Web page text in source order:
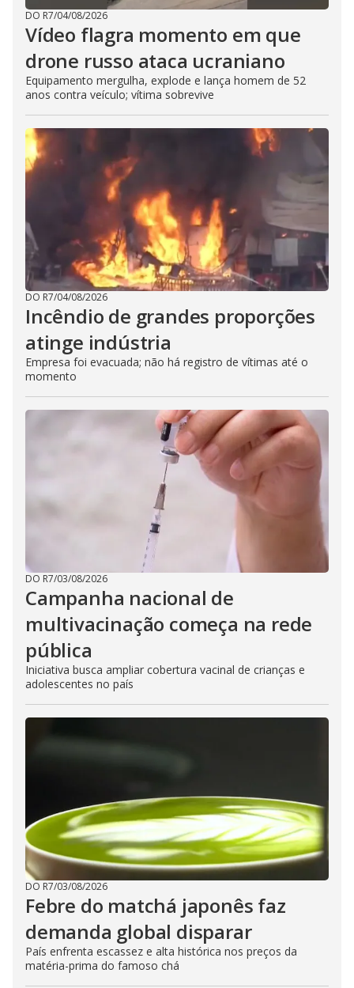
DO R7/04/08/2026
Vídeo flagra momento em que
drone russo ataca ucraniano
Equipamento mergulha, explode e lança homem de 52
anos contra veículo; vítima sobrevive
DO R7/04/08/2026
Incêndio de grandes proporções
atinge indústria
Empresa foi evacuada; não há registro de vítimas até o
momento
DO R7/03/08/2026
Campanha nacional de
multivacinação começa na rede
pública
Iniciativa busca ampliar cobertura vacinal de crianças e
adolescentes no país
DO R7/03/08/2026
Febre do matchá japonês faz
demanda global disparar
País enfrenta escassez e alta histórica nos preços da
matéria-prima do famoso chá